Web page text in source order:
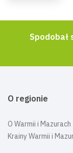
Spodobał
O regionie
O Warmii i Mazurach
Krainy Warmii i